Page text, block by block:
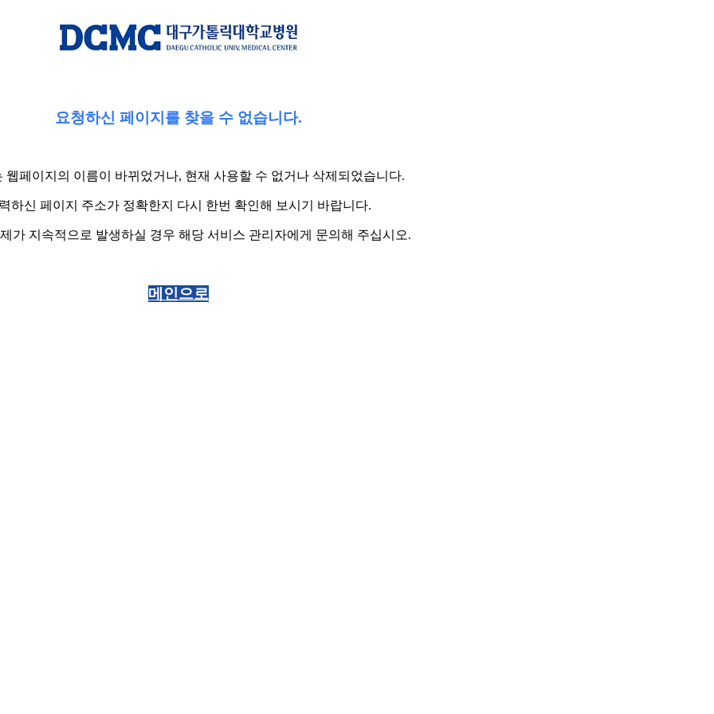
요청하신 페이지를 찾을 수 없습니다.
웹페이지의 이름이 바뀌었거나, 현재 사용할 수 없거나 삭제되었습니다.
하신 페이지 주소가 정확한지 다시 한번 확인해 보시기 바랍니다.
가 지속적으로 발생하실 경우 해당 서비스 관리자에게 문의해 주십시오.
메인으로